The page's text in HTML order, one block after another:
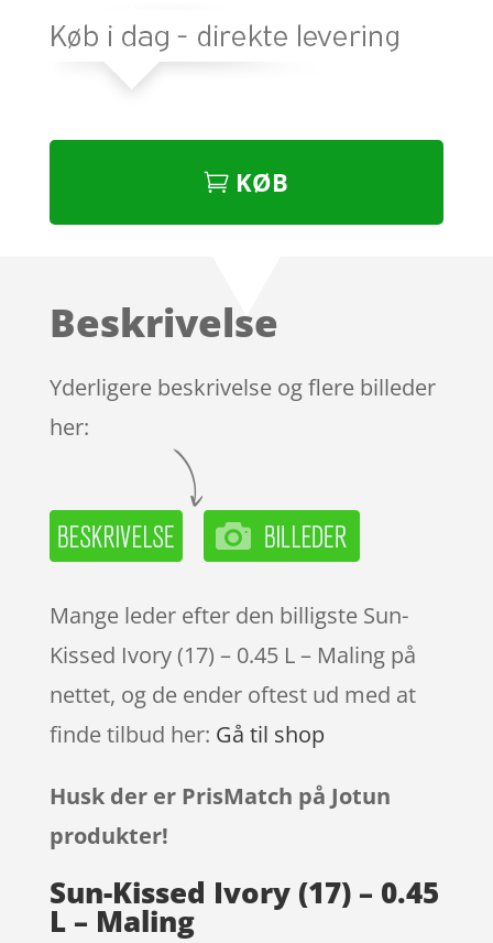
KØB
Beskrivelse
Yderligere beskrivelse og flere billeder
her:
Mange leder efter den billigste Sun-
Kissed Ivory (17) – 0.45 L – Maling på
nettet, og de ender oftest ud med at
finde tilbud her: Gå til shop
Husk der er PrisMatch på Jotun
produkter!
Sun-Kissed Ivory (17) – 0.45
L – Maling